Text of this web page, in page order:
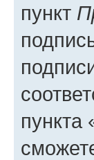
пункт
пункта